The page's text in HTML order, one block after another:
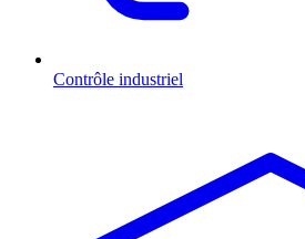
Contrôle industriel